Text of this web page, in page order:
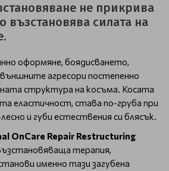
не прикрива
възстановява силата на
оформяне, боядисването,
агресори постепенно
структура на косъма. Косата
еластичност, става по-груба при
и губи естествения си блясък.
OnCare Repair Restructuring
терапия,
именно тази загубена